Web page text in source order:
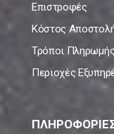
Επιστροφές
Κόστος
Τρόποι Πληρωμής
Περιοχές